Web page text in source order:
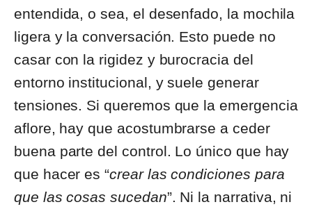
entendida, o sea, el desenfado, la mochila
ligera y la conversación. Esto puede no
casar con la rigidez y burocracia del
entorno institucional, y suele generar
tensiones. Si queremos que la emergencia
aflore, hay que acostumbrarse a ceder
buena parte del control. Lo único que hay
que hacer es “crear las condiciones para
que las cosas sucedan”. Ni la narrativa, ni